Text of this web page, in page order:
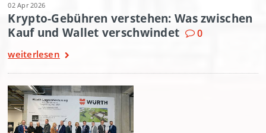
02 Apr 2026
Krypto-Gebühren verstehen: Was zwischen
Kauf und Wallet verschwindet
0
weiterlesen